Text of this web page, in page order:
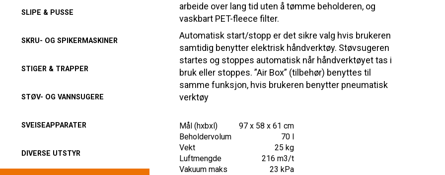
SLIPE & PUSSE
SKRU- OG SPIKERMASKINER
STIGER & TRAPPER
STØV- OG VANNSUGERE
SVEISEAPPARATER
DIVERSE UTSTYR
arbeide over lang tid uten å tømme beholderen, og
vaskbart PET-fleece filter.
Automatisk start/stopp er det sikre valg hvis brukeren
samtidig benytter elektrisk håndverktøy. Støvsugeren
startes og stoppes automatisk når håndverktøyet tas i
bruk eller stoppes. ”Air Box” (tilbehør) benyttes til
samme funksjon, hvis brukeren benytter pneumatisk
verktøy
Mål (hxbxl)
97 x 58 x 61 cm
Beholdervolum
70 l
Vekt
25 kg
Luftmengde
216 m3/t
Vakuum maks
23 kPa